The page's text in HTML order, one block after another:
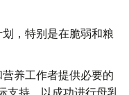
，特别是在脆弱和粮
养工作者提供必要的